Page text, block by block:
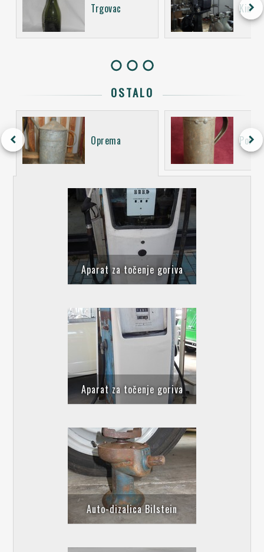
Trgovac Kino
keyboard_arrow_right
OSTALO
keyboard_arrow_left Oprema keyboard_arrow_right
Aparat za točenje goriva
Aparat za točenje goriva
Auto-dizalica Bilstein